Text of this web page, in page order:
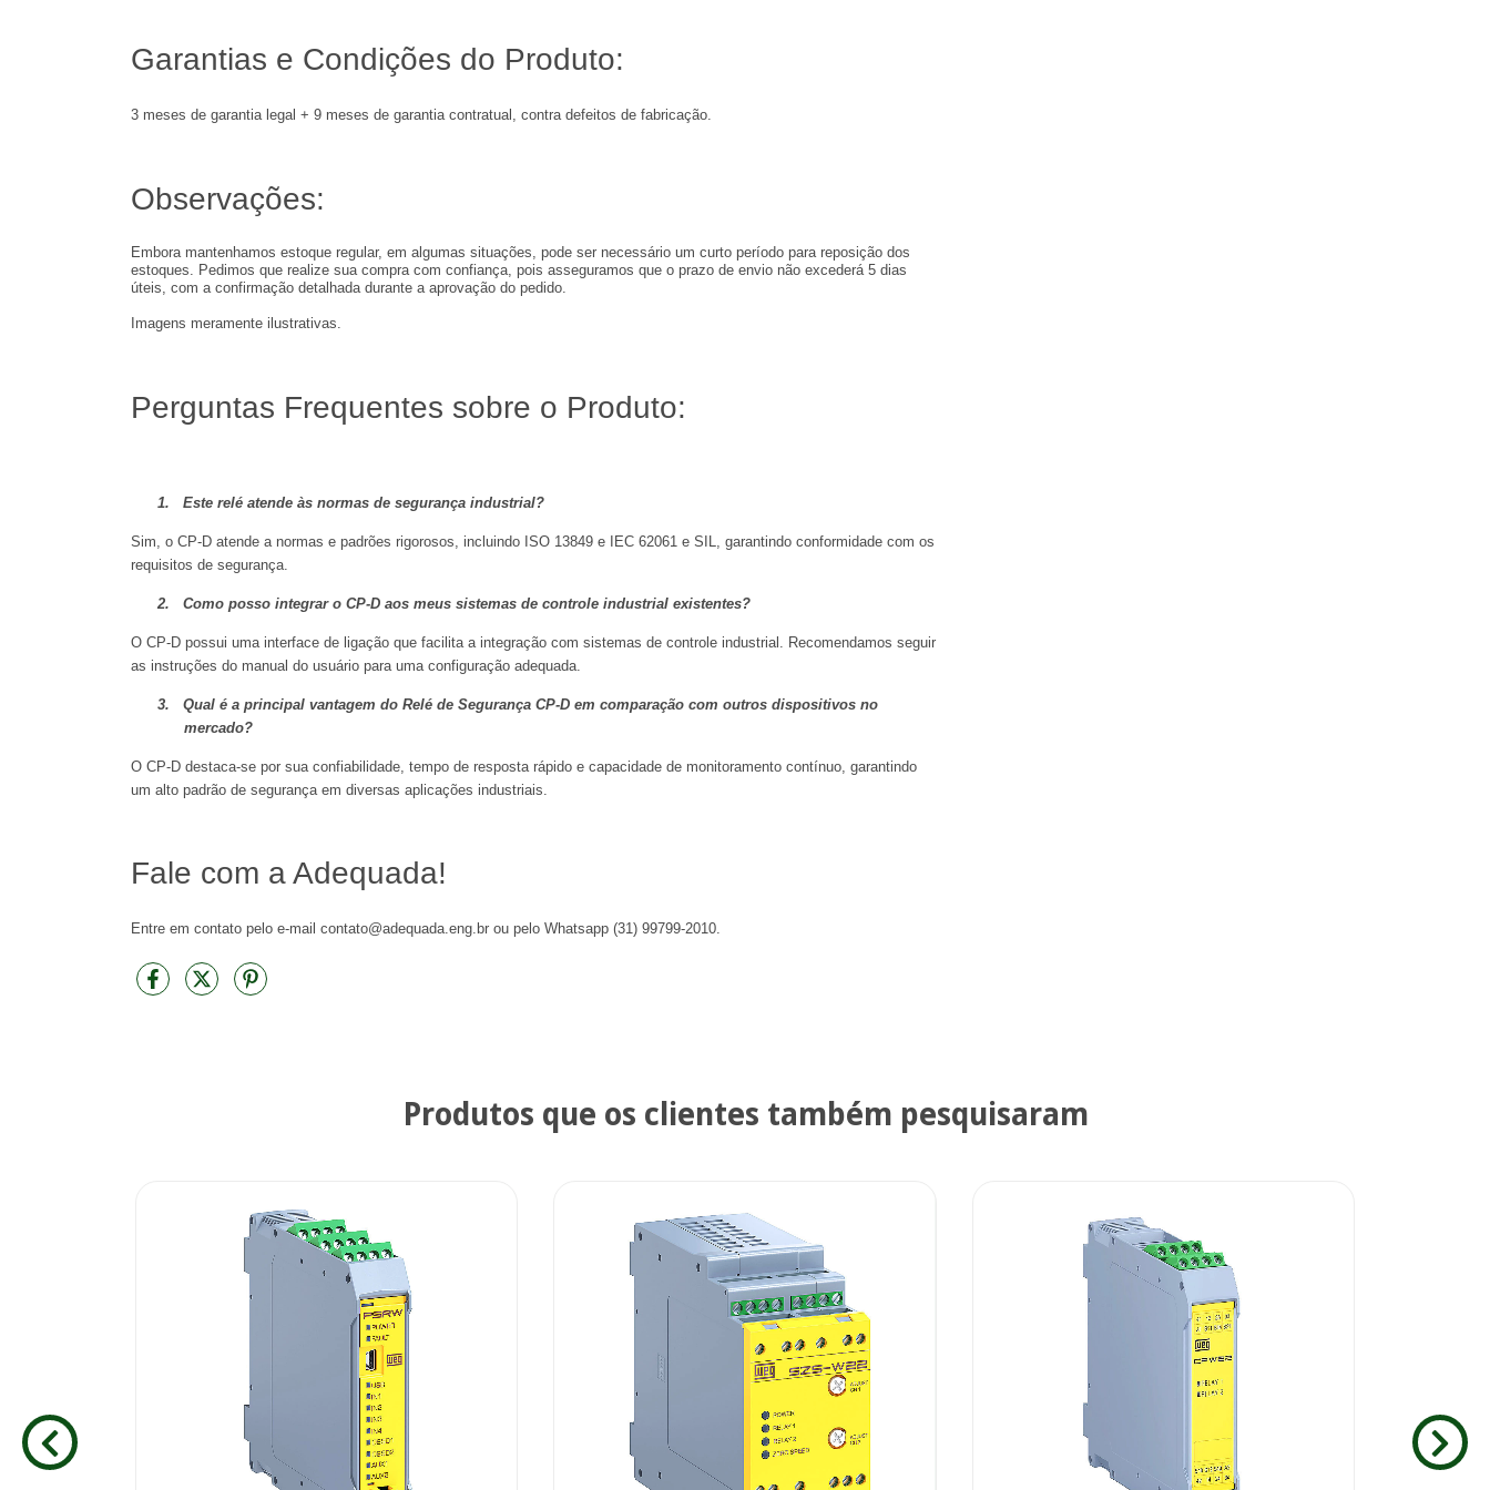
Garantias e Condições do Produto:
3 meses de garantia legal + 9 meses de garantia contratual, contra defeitos de fabricação.
Observações:
Embora mantenhamos estoque regular, em algumas situações, pode ser necessário um curto período para reposição dos
estoques. Pedimos que realize sua compra com confiança, pois asseguramos que o prazo de envio não excederá 5 dias
úteis, com a confirmação detalhada durante a aprovação do pedido.
Imagens meramente ilustrativas.
Perguntas Frequentes sobre o Produto:
1. Este relé atende às normas de segurança industrial?
Sim, o CP-D atende a normas e padrões rigorosos, incluindo ISO 13849 e IEC 62061 e SIL, garantindo conformidade com os
requisitos de segurança.
2. Como posso integrar o CP-D aos meus sistemas de controle industrial existentes?
O CP-D possui uma interface de ligação que facilita a integração com sistemas de controle industrial. Recomendamos seguir
as instruções do manual do usuário para uma configuração adequada.
3.
Qual é a principal vantagem do Relé de Segurança CP-D em comparação com outros dispositivos no
mercado?
O CP-D destaca-se por sua confiabilidade, tempo de resposta rápido e capacidade de monitoramento contínuo, garantindo
um alto padrão de segurança em diversas aplicações industriais.
Fale com a Adequada!
Entre em contato pelo e-mail contato@adequada.eng.br ou pelo Whatsapp (31) 99799-2010.
Produtos que os clientes também pesquisaram